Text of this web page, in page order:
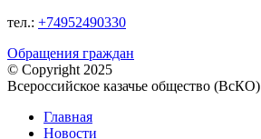
тел.: +74952490330
Обращения граждан
© Copyright 2025
Всероссийское казачье общество (ВсКО)
Главная
Новости